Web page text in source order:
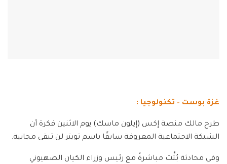
غزة بوست – تكنولوجيا :
طرح مالك منصة إكس (إيلون ماسك) يوم الاثنين فكرة أن
الشبكة الاجتماعية المعروفة سابقًا باسم تويتر لن تبقى مجانية.
وفي محادثة بُثَّت مباشرةً مع رئيس وزراء الكيان الصهيوني